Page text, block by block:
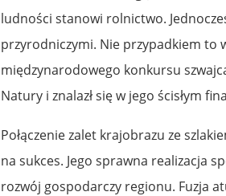
ludności stanowi rolnictwo.
przyrodniczymi. Nie przypadkiem to
międzynarodowego konkursu
Natury i znalazł się w jego ścisłym
Połączenie zalet krajobrazu ze
na sukces. Jego sprawna realizacja
rozwój gospodarczy regionu. Fuzja